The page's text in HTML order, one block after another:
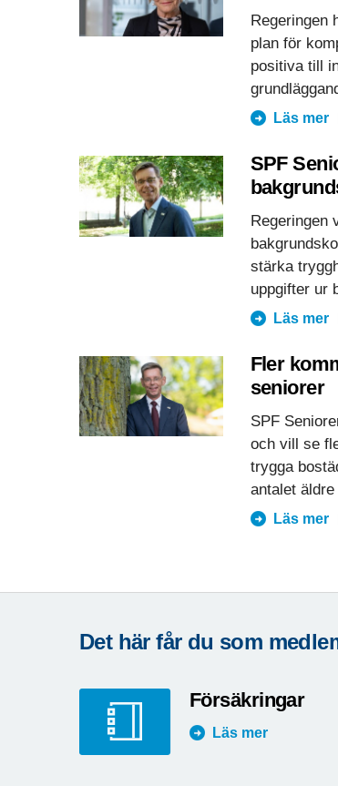
Regeringen
plan för
positiva till
Läs mer
SPF
Regeringen
stärka
uppgifter ur
Läs mer
Fler
seniorer
SPF
och vill se
trygga
antalet äldre
Läs mer
Det här får du som
Försäkringar
Läs mer